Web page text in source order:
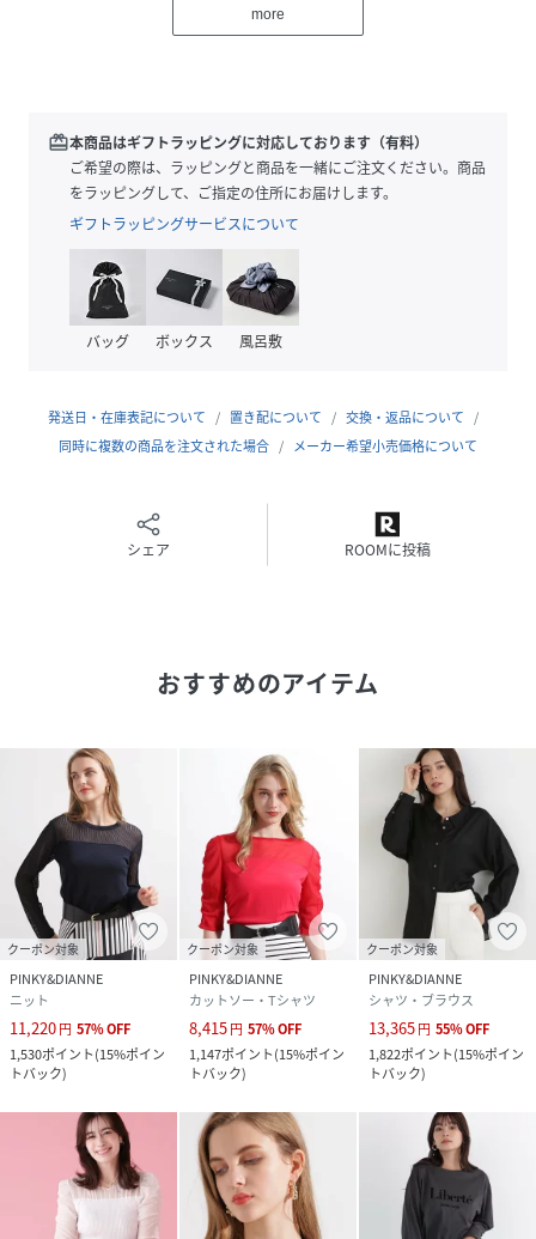
【商品特性】
ストレッチあり/前釦あき/裏地なし
透け感/あり|裏地/なし|光沢/なし|生地の厚さ/普通|伸縮性/
なし|シルエット/スタンダード
性別タイプ レディース
素材 レーヨン64%,ナイロン25%,ポリエステル11%
手洗い、ドライクリーニング不可
more
redeem本商品はギフトラッピングに対応しております（有料）
ご希望の際は、ラッピングと商品を一緒にご注文ください。商品
をラッピングして、ご指定の住所にお届けします。
ギフトラッピングサービスについて
バッグ ボックス 風呂敷
発送日・在庫表記について 置き配について
交換・返品について
同時に複数の商品を注文された場合
メーカー希望小売価格について
シェア ROOMに投稿
おすすめのアイテム
クーポン対象
PINKY&DIANNE
ニット
11,220円 57%OFF
1,530ポイント(15%ポイン
トバック)
クーポン対象
PINKY&DIANNE
カットソー・Tシャツ
8,415円 57%OFF
1,147ポイント(15%ポイン
トバック)
クーポン対象
PINKY&DIANNE
シャツ・ブラウス
13,365円 55%OFF
1,822ポイント(15%ポイン
トバック)